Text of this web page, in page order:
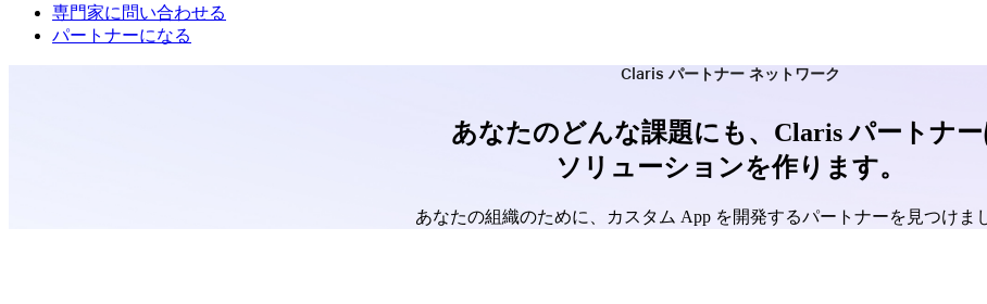
専門家に問い合わせる
パートナーになる
Claris パートナー ネットワーク
あなたのどんな課題にも、Claris パートナー
ソリューションを作ります。
あなたの組織のために、カスタム App を開発するパートナーを見つけま